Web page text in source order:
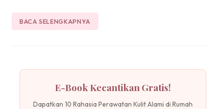
BACA SELENGKAPNYA
E-Book Kecantikan Gratis!
Dapatkan 10 Rahasia Perawatan Kulit Alami di Rumah